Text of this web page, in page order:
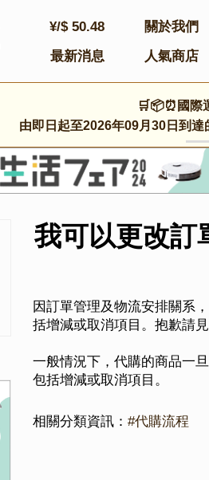
¥/$50.48
關於我們
最新消息
人氣商店
🛒📦⏰國際
由即日起至2026年09月30日到
我可以更改訂
因訂單管理及物流安排關系
括增減或取消項目。抱歉請
一般情況下，代購的商品一
包括增減或取消項目。
相關分類資訊： #代購流程